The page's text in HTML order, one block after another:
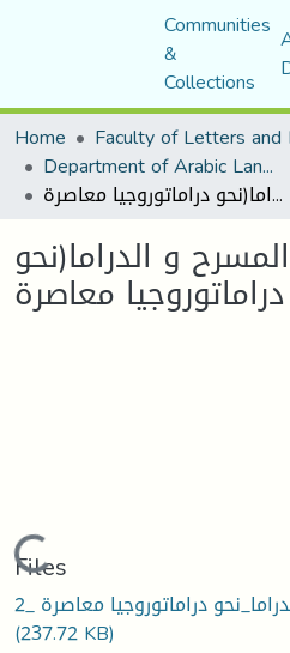
Communities
&
Collections
Home
Department of Arabic Language and Literature
سيمياء المسرح و الدراما(نحو دراماتوروجيا معاصرة
و الدراما(نحو
دراماتوروجيا معاصرة
Loading...
Files
(237.72 KB)